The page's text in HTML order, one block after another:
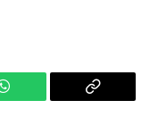
WhatsApp
Copy